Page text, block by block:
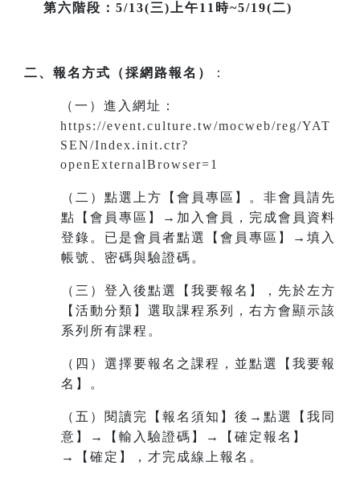
第六階段：5/13(三)上午11時~5/19(二)
二、報名方式（採網路報名） ：
（一）進入網址 ：
https://event.culture.tw/mocweb/reg/YAT
SEN/Index.init.ctr?
openExternalBrowser=1
（二）點選上方【會員專區】。非會員請先
點【會員專區】→加入會員，完成會員資料
登錄。已是會員者點選【會員專區】→填入
帳號、密碼與驗證碼。
（三）登入後點選【我要報名】，先於左方
【活動分類】選取課程系列，右方會顯示該
系列所有課程。
（四）選擇要報名之課程，並點選【我要報
名】。
（五）閱讀完【報名須知】後→點選【我同
意】→【輸入驗證碼】→【確定報名】
→【確定】，才完成線上報名。